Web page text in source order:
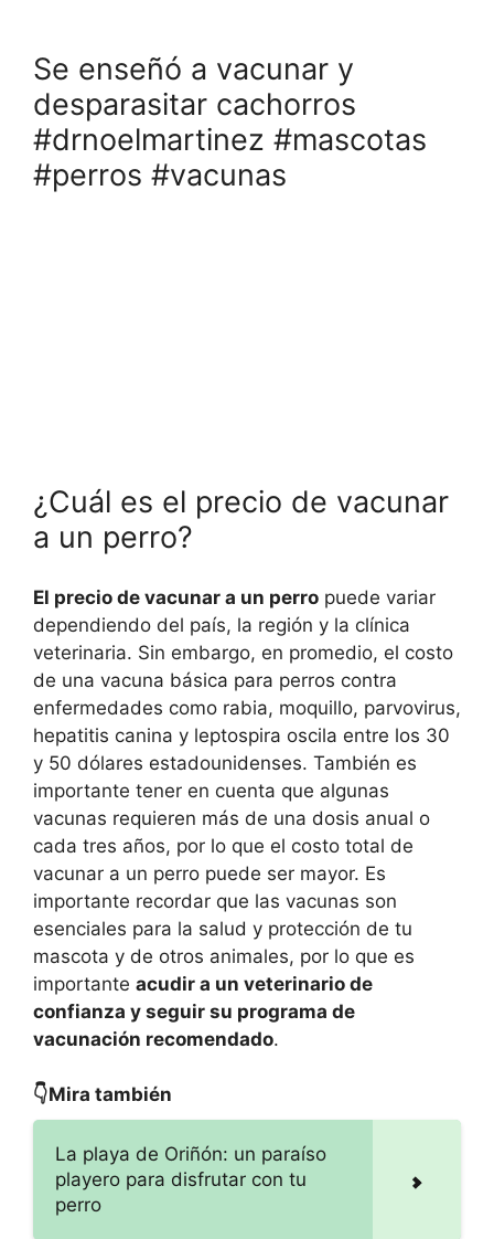
Se enseñó a vacunar y
desparasitar cachorros
#drnoelmartinez #mascotas
#perros #vacunas
¿Cuál es el precio de vacunar
a un perro?
El precio de vacunar a un perro puede variar
dependiendo del país, la región y la clínica
veterinaria. Sin embargo, en promedio, el costo
de una vacuna básica para perros contra
enfermedades como rabia, moquillo, parvovirus,
hepatitis canina y leptospira oscila entre los 30
y 50 dólares estadounidenses. También es
importante tener en cuenta que algunas
vacunas requieren más de una dosis anual o
cada tres años, por lo que el costo total de
vacunar a un perro puede ser mayor. Es
importante recordar que las vacunas son
esenciales para la salud y protección de tu
mascota y de otros animales, por lo que es
importante acudir a un veterinario de
confianza y seguir su programa de
vacunación recomendado.
👇Mira también
La playa de Oriñón: un paraíso
playero para disfrutar con tu
perro